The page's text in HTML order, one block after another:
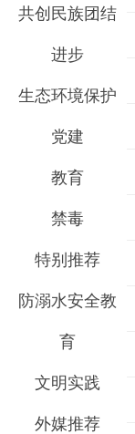
共创民族团结
进步
生态环境保护
党建
教育
禁毒
特别推荐
防溺水安全教
育
文明实践
外媒推荐